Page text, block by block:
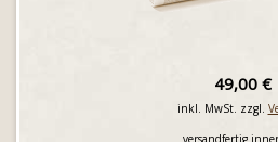
49,00 €
inkl. MwSt. zzgl.
versandfertig